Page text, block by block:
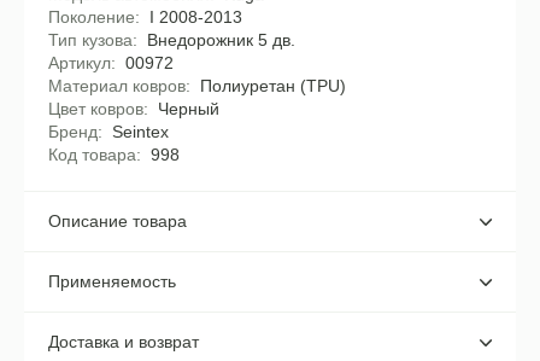
Поколение
I 2008-2013
Тип кузова
Внедорожник 5 дв.
Артикул
00972
Материал ковров
Полиуретан (TPU)
Цвет ковров
Черный
Бренд
Seintex
Код товара
998
Описание товара
Применяемость
Доставка и возврат